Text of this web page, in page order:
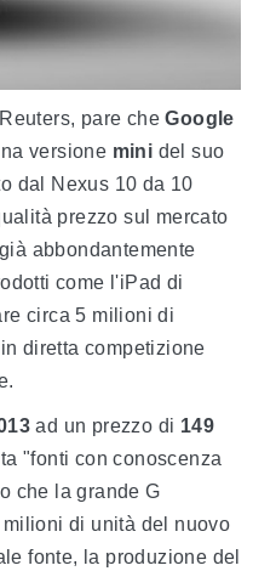
pare cheGoogle
versione mini del suo
dal Nexus 10 da 10
prezzo sul mercato
abbondantemente
come l'iPad di
circa 5 milioni di
diretta competizione
ad un prezzo di 149
"fonti con conoscenza
che la grande G
di unità del nuovo
fonte, la produzione del